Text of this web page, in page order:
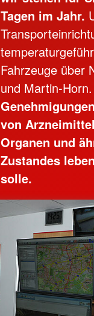
Tagen im Jahr.
Fahrzeuge über
und Martin-Horn.
von
Organen und
Zustandes
solle.